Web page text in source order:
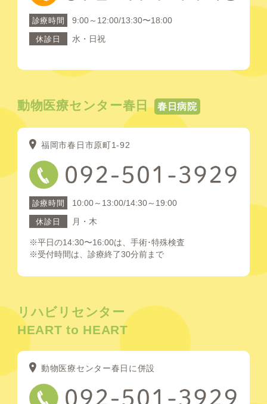
診療時間 9:00～12:00/13:30〜18:00
休診日 水・日祝
動物医療センター春日 春日病院
福岡市春日市原町1-92
診療時間 10:00～13:00/14:30～19:00
休診日 月・木
※平日の14:30〜16:00は、手術･特殊検査
※受付時間は、診療終了30分前まで
リハビリセンター
HEART to HEART
動物医療センター春日に併設